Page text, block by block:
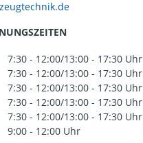
7:30 - 12:00/13:00 - 17:30 Uhr
7:30 - 12:00/13:00 - 17:30 Uhr
7:30 - 12:00/13:00 - 17:30 Uhr
7:30 - 12:00/13:00 - 17:30 Uhr
7:30 - 12:00/13:00 - 17:30 Uhr
9:00 - 12:00 Uhr